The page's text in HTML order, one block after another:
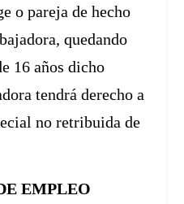
o pareja de hecho
quedando
16 años dicho
tendrá derecho a
no retribuida de
EMPLEO